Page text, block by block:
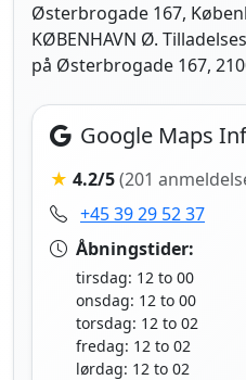
Østerbrogade 167,
KØBENHAVN Ø.
på Østerbrogade 167,
Google Maps
★ 4.2/5(201
+45 39 29 52 37
Åbningstider:
tirsdag: 12 to 00
onsdag: 12 to 00
torsdag: 12 to 02
fredag: 12 to 02
lørdag: 12 to 02